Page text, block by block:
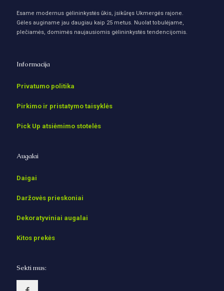
Esame modernus gėlininkystės ūkis, įsikūręs Ukmergės rajone.
Gėles auginame jau daugiau kaip 25 metus. Nuolat tobulėjame,
plečiamės, domimės naujausiomis gėlininkystės tendencijomis.
Informacija
Privatumo politika
Pirkimo ir pristatymo taisyklės
Pick Up atsiėmimo stotelės
Augalai
Daigai
Daržovės prieskoniai
Dekoratyviniai augalai
Kitos prekės
Sekti mus: